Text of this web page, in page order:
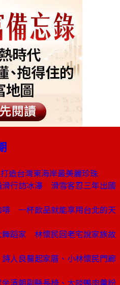
造台灣東海岸最美麗珍珠
滑行訪冰瀑 滑雪客忍三年出國
一杯飲品就能享用台北的天
舞蹈家 林懷民回老宅說家族故
人良醫起家厝、小林懷民門廊
清朝副縣長椅、大啖鴨肉羹粉